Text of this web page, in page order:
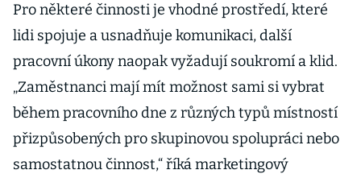
Pro některé činnosti je vhodné prostředí, které
lidi spojuje a usnadňuje komunikaci, další
pracovní úkony naopak vyžadují soukromí a klid.
„Zaměstnanci mají mít možnost sami si vybrat
během pracovního dne z různých typů místností
přizpůsobených pro skupinovou spolupráci nebo
samostatnou činnost,“ říká marketingový